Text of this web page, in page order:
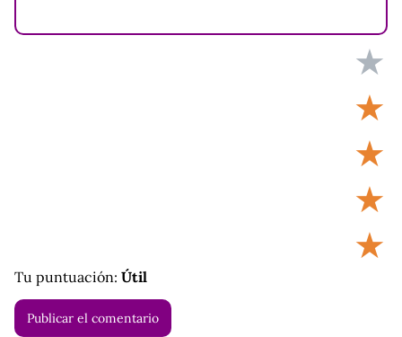
★
★
★
★
★
Tu puntuación: Útil